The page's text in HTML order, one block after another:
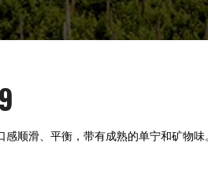
顺滑、平衡，带有成熟的单宁和矿物味。